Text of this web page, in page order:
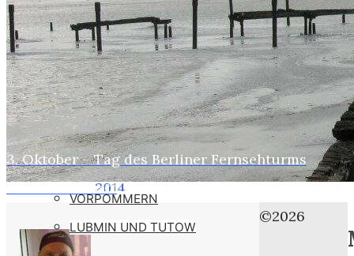
WEBCAMZ
WEBCAM 24H
WEBER – KONFORM
RÜGEN PUTBUS
RHINESIDE-GALERIE
KREFELD-BILDER
VORPOMMERN
LUBMIN UND TUTOW
Home
2014
3. Oktober – Tag des Berliner Fernsehturms
Den hab ich satt
©2026